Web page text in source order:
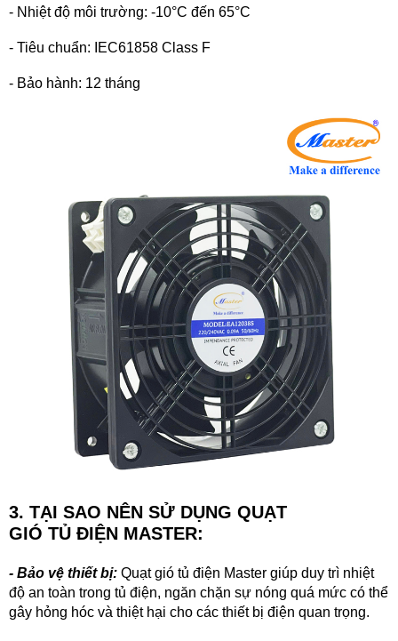
- Nhiệt độ môi trường: -10°C đến 65°C
- Tiêu chuẩn: IEC61858 Class F
- Bảo hành: 12 tháng
3. TẠI SAO NÊN SỬ DỤNG QUẠT
GIÓ TỦ ĐIỆN MASTER:
- Bảo vệ thiết bị: Quạt gió tủ điện Master giúp duy trì nhiệt
độ an toàn trong tủ điện, ngăn chặn sự nóng quá mức có thể
gây hỏng hóc và thiệt hại cho các thiết bị điện quan trọng.